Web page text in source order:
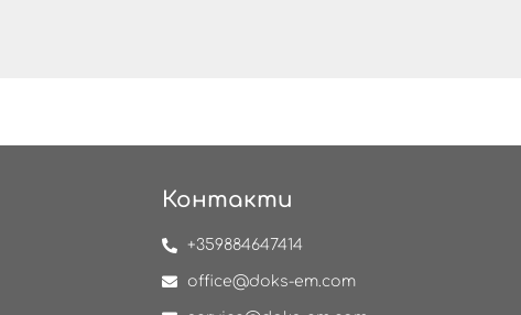
Контакти
+359884647414
office@doks-em.com